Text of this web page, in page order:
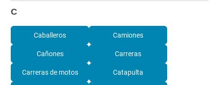
C
Caballeros Camiones
Cañones Carreras
Carreras de motos Catapulta